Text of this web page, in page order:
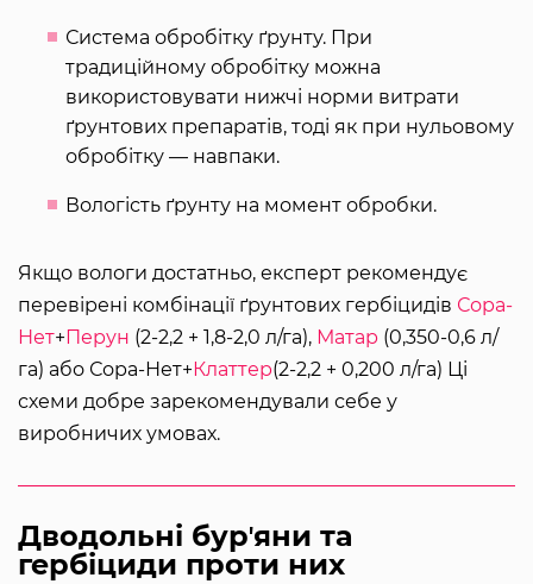
Система обробітку ґрунту. При
традиційному обробітку можна
використовувати нижчі норми витрати
ґрунтових препаратів, тоді як при нульовому
обробітку — навпаки.
Вологість ґрунту на момент обробки.
Якщо вологи достатньо, експерт рекомендує
перевірені комбінації ґрунтових гербіцидів Сора-
Нет+ Перун (2-2,2 + 1,8-2,0 л/га), Матар (0,350-0,6 л/
га) або Сора-Нет+ Клаттер(2-2,2 + 0,200 л/га) Ці
схеми добре зарекомендували себе у
виробничих умовах.
Дводольні бурʼяни та
гербіциди проти них